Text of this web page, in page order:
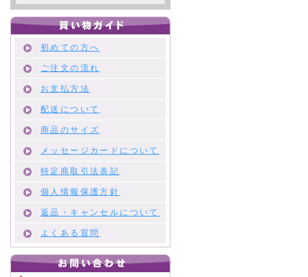
初めての方へ
ご注文の流れ
お支払方法
配送について
商品のサイズ
メッセージカードについて
特定商取引法表記
個人情報保護方針
返品・キャンセルについて
よくある質問